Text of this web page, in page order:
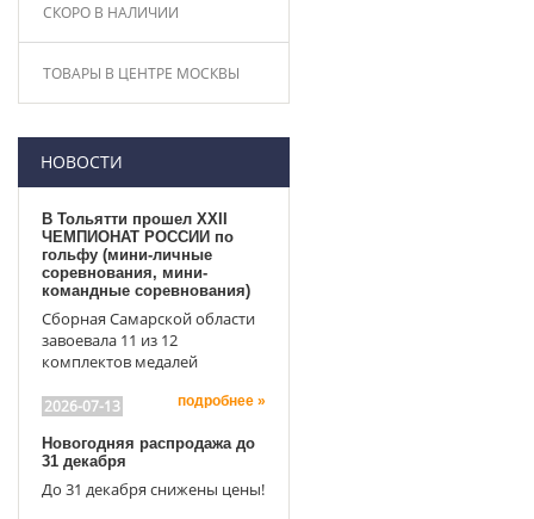
СКОРО В НАЛИЧИИ
ТОВАРЫ В ЦЕНТРЕ МОСКВЫ
НОВОСТИ
В Тольятти прошел XXII
ЧЕМПИОНАТ РОССИИ по
гольфу (мини-личные
соревнования, мини-
командные соревнования)
Сборная Самарской области
завоевала 11 из 12
комплектов медалей
2026-07-13 подробнее »
Новогодняя распродажа до
31 декабря
До 31 декабря снижены цены!